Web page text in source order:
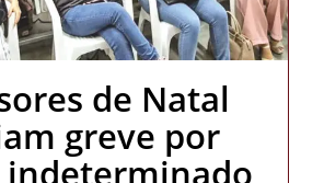
de Natal
greve por